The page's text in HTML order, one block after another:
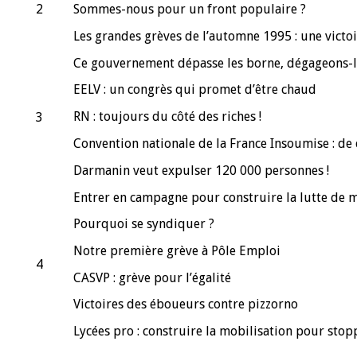
2
Sommes-nous pour un front populaire ?
Les grandes grèves de l’automne 1995 : une
3
Ce gouvernement dépasse les borne, dégageons-
EELV : un congrès qui promet d’être chaud
RN : toujours du côté des riches !
Convention nationale de la France Insoumise : de
Darmanin veut expulser 120 000 personnes !
4
Entrer en campagne pour construire la lutte de
Pourquoi se syndiquer ?
Notre première grève à Pôle Emploi
CASVP : grève pour l’égalité
Victoires des éboueurs contre pizzorno
Lycées pro : construire la mobilisation pour